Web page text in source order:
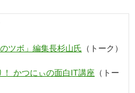
ツボ」編集長杉山氏 （トーク）
かつにぃの面白IT講座 （トー